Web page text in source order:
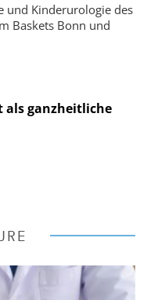
und Kinderurologie des
Baskets Bonn und
als ganzheitliche